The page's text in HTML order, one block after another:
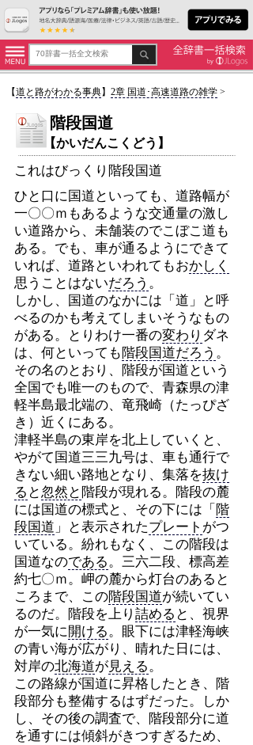
【道と路がわかる事典】 2章 国道･高速道路の雑学>
階段国道
【かいだんこくどう】
これはびっくり階段国道
ひと口に国道といっても、道路幅が
一〇〇ｍもあるような交通量の激し
い道路から、未舗装のでこぼこ道も
ある。でも、車が通るようにできて
いれば、道路といわれてもおかしく
思うことはないだろう 。
しかし、国道のなかには「道」と呼
べるのかも考えてしまいそうなもの
がある。とりわけ一番の変わり ダネ
は、何といっても 階段国道だろう 。
その名のとおり、階段が国道という
全国でも唯一のもので、青森県の津
軽半島最北端の、竜飛崎（たっぴざ
き）近くにある。
津軽半島の東岸を北上していくと、
やがて国道三三九号は、車も通行で
きない細い路地となり、集落を抜け
る と忽然と 階段が現れる。階段の麓
には国道の標式と、その下には「 階
段国道 」と表示されたプレート がつ
いている。紛れもなく、この階段は
国道なのである。三六二段、標高差
約七〇ｍ。岬の麓から灯台のあると
ころまで、この階段国道が続いてい
るのだ。階段を上り 詰める と、視界
が一気に開ける。眼下には津軽海峡
の青い海が広がり、晴れた日には、
対岸の北海道が見える。
この路線が国道に昇格したとき、階
段部分も整備するはずだった。しか
し、その後の調査で、階段部分に道
を通すには傾斜がきつすぎるため、